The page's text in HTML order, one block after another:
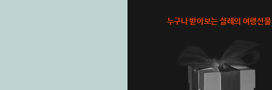
누구나 받아보는 샬레의 여행선물